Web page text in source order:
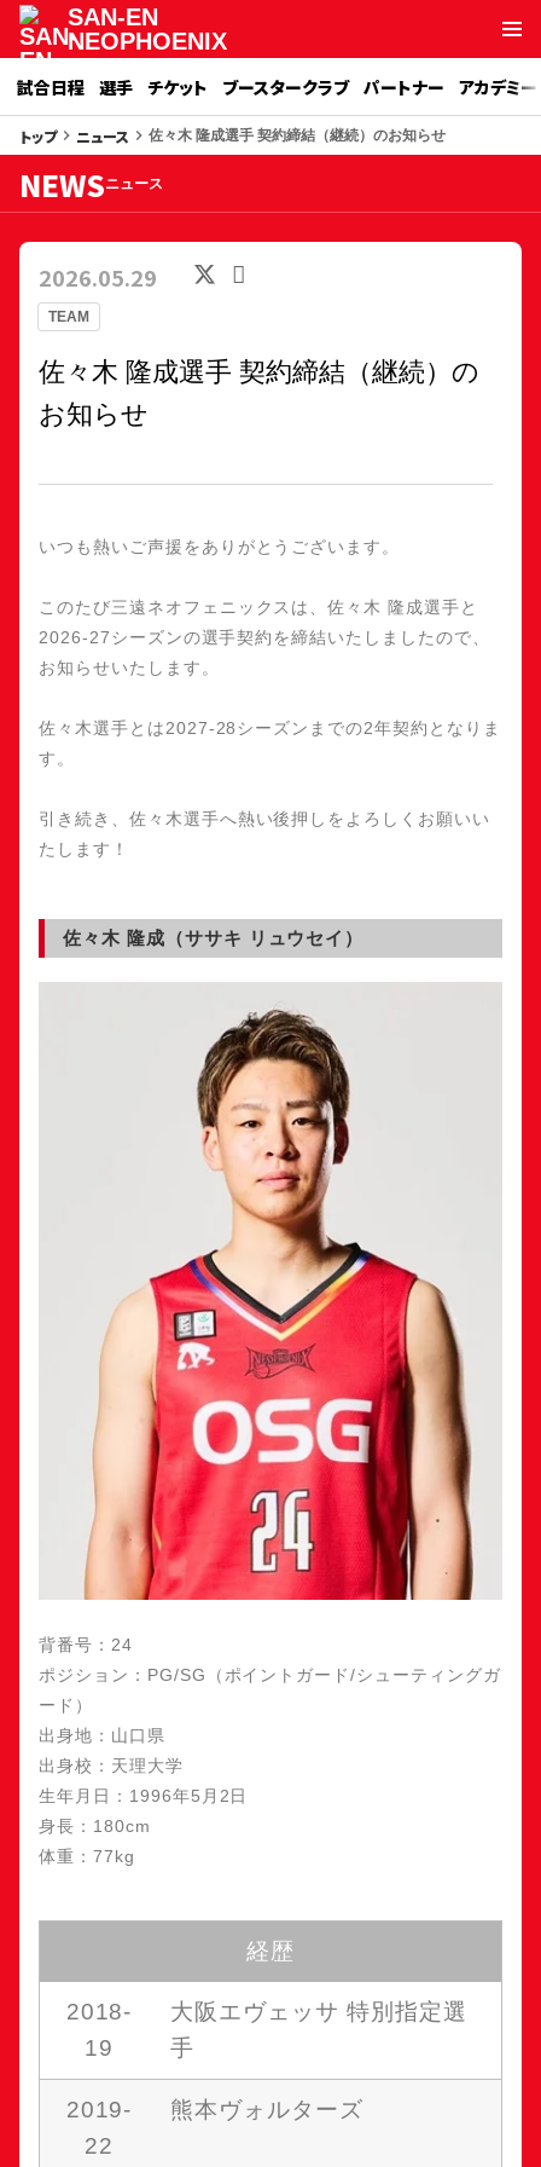
SAN-EN
NEOPHOENIX
試合日程 選手 チケット ブースタークラブ パートナー アカデミー
トップkeyboard_arrow_right ニュース keyboard_arrow_right 佐々木 隆成選手 契約締結（継続）のお知らせ
NEWSニュース
TEAM
2026.05.29
佐々木 隆成選手 契約締結（継続）の
お知らせ
いつも熱いご声援をありがとうございます。
このたび三遠ネオフェニックスは、佐々木 隆成選手と
2026-27シーズンの選手契約を締結いたしましたので、
お知らせいたします。
佐々木選手とは2027-28シーズンまでの2年契約となりま
す。
引き続き、佐々木選手へ熱い後押しをよろしくお願いい
たします！
佐々木 隆成（ササキ リュウセイ）
背番号：24
ポジション：PG/SG（ポイントガード/シューティングガ
ード）
出身地：山口県
出身校：天理大学
生年月日：1996年5月2日
身長：180cm
体重：77kg
経歴
2018-
19
大阪エヴェッサ 特別指定選
手
2019-
22
熊本ヴォルターズ